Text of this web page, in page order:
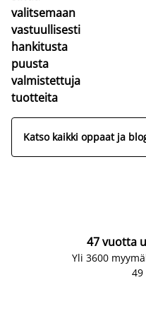
valitsemaan
vastuullisesti
hankitusta
puusta
valmistettuja
tuotteita
Katso kaikki oppaat ja
47 vuotta
Yli 3600
49